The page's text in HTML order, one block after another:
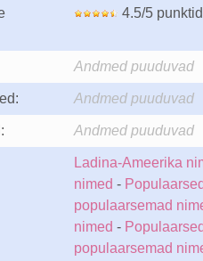
4.5/5 punktid
Andmed puuduvad
Andmed puuduvad
Andmed puuduvad
Ladina-Ameerika
nimed -
populaarsemad
nimed -
populaarsemad